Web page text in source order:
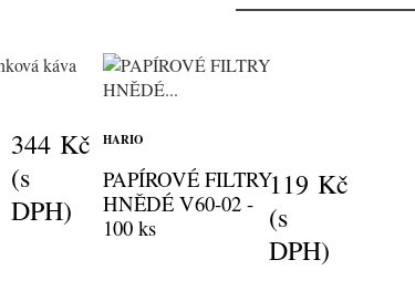
344 Kč
(s
DPH)
HARIO
PAPÍROVÉ FILTRY
HNĚDÉ V60-02 -
100 ks
119 Kč
(s
DPH)